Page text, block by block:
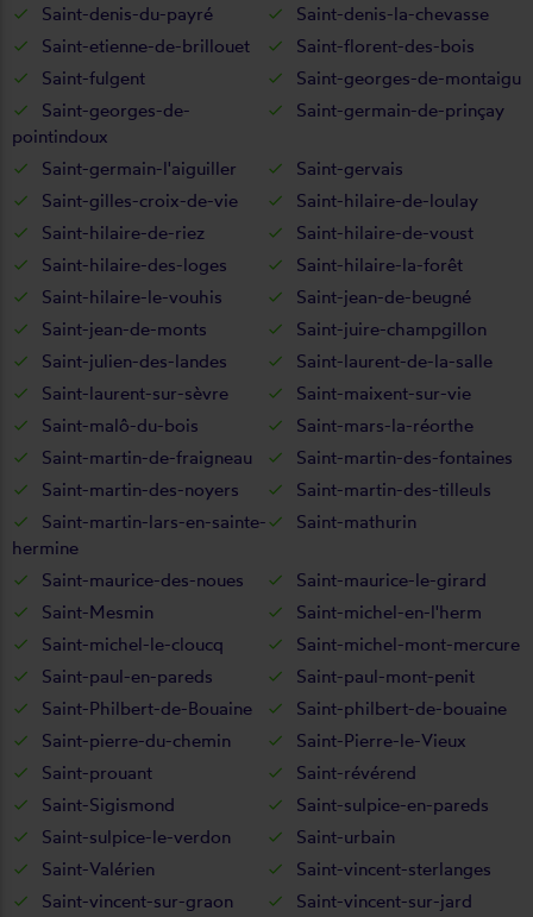
Saint-denis-du-payré
Saint-denis-la-chevasse
Saint-etienne-de-brillouet
Saint-florent-des-bois
Saint-fulgent
Saint-georges-de-montaigu
Saint-georges-de-
pointindoux
Saint-germain-de-prinçay
Saint-germain-l'aiguiller
Saint-gervais
Saint-gilles-croix-de-vie
Saint-hilaire-de-loulay
Saint-hilaire-de-riez
Saint-hilaire-de-voust
Saint-hilaire-des-loges
Saint-hilaire-la-forêt
Saint-hilaire-le-vouhis
Saint-jean-de-beugné
Saint-jean-de-monts
Saint-juire-champgillon
Saint-julien-des-landes
Saint-laurent-de-la-salle
Saint-laurent-sur-sèvre
Saint-maixent-sur-vie
Saint-malô-du-bois
Saint-mars-la-réorthe
Saint-martin-de-fraigneau
Saint-martin-des-fontaines
Saint-martin-des-noyers
Saint-martin-des-tilleuls
Saint-martin-lars-en-sainte-
hermine
Saint-mathurin
Saint-maurice-des-noues
Saint-maurice-le-girard
Saint-Mesmin
Saint-michel-en-l'herm
Saint-michel-le-cloucq
Saint-michel-mont-mercure
Saint-paul-en-pareds
Saint-paul-mont-penit
Saint-Philbert-de-Bouaine
Saint-philbert-de-bouaine
Saint-pierre-du-chemin
Saint-Pierre-le-Vieux
Saint-prouant
Saint-révérend
Saint-Sigismond
Saint-sulpice-en-pareds
Saint-sulpice-le-verdon
Saint-urbain
Saint-Valérien
Saint-vincent-sterlanges
Saint-vincent-sur-graon
Saint-vincent-sur-jard